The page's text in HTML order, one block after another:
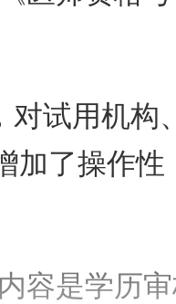
试用机构
加了操作
容是学历